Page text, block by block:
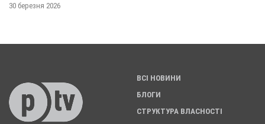
30 березня 2026
ВСІ НОВИНИ
БЛОГИ
СТРУКТУРА ВЛАСНОСТІ